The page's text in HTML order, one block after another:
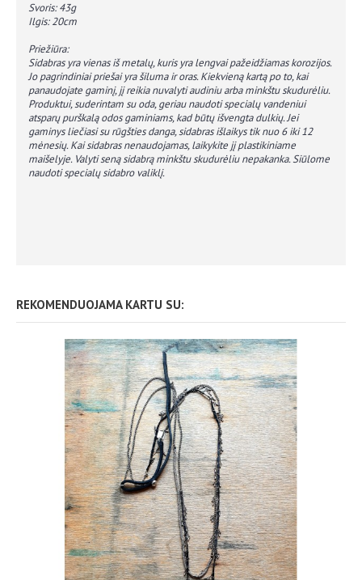
Svoris: 43g
Ilgis: 20cm
Priežiūra:
Sidabras yra vienas iš metalų, kuris yra lengvai pažeidžiamas korozijos.
Jo pagrindiniai priešai yra šiluma ir oras. Kiekvieną kartą po to, kai
panaudojate gaminį, jį reikia nuvalyti audiniu arba minkštu skudurėliu.
Produktui, suderintam su oda, geriau naudoti specialų vandeniui
atsparų purškalą odos gaminiams, kad būtų išvengta dulkių. Jei
gaminys liečiasi su rūgšties danga, sidabras išlaikys tik nuo 6 iki 12
mėnesių. Kai sidabras nenaudojamas, laikykite jį plastikiniame
maišelyje. Valyti seną sidabrą minkštu skudurėliu nepakanka. Siūlome
naudoti specialų sidabro valiklį.
REKOMENDUOJAMA KARTU SU: